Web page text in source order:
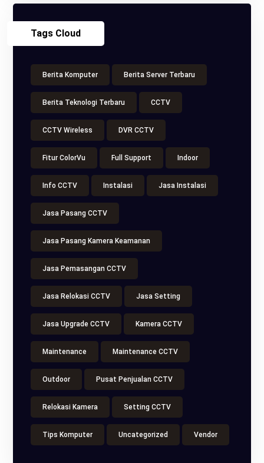
Tags Cloud
Berita Komputer Berita Server Terbaru
Berita Teknologi Terbaru CCTV
CCTV Wireless DVR CCTV
Fitur ColorVu Full Support Indoor
Info CCTV Instalasi Jasa Instalasi
Jasa Pasang CCTV
Jasa Pasang Kamera Keamanan
Jasa Pemasangan CCTV
Jasa Relokasi CCTV Jasa Setting
Jasa Upgrade CCTV Kamera CCTV
Maintenance Maintenance CCTV
Outdoor Pusat Penjualan CCTV
Relokasi Kamera Setting CCTV
Tips Komputer Uncategorized Vendor